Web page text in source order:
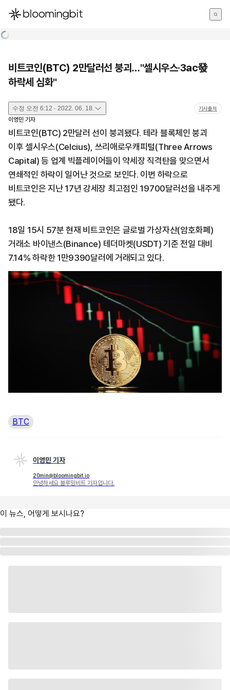
한국어
비트코인(BTC) 2만달러선 붕괴…"셀시우스·3ac發
하락세 심화"
수정 오전 6:12 · 2022. 06. 18. 기사출처
이영민 기자
비트코인(BTC) 2만달러 선이 붕괴됐다. 테라 블록체인 붕괴
이후 셀시우스(Celcius), 쓰리애로우캐피털(Three Arrows
Capital) 등 업계 빅플레이어들이 약세장 직격탄을 맞으면서
연쇄적인 하락이 일어난 것으로 보인다. 이번 하락으로
비트코인은 지난 17년 강세장 최고점인 19700달러선을 내주게
됐다.
18일 15시 57분 현재 비트코인은 글로벌 가상자산(암호화폐)
거래소 바이낸스(Binance) 테더마켓(USDT) 기준 전일 대비
7.14% 하락한 1만9390달러에 거래되고 있다.
BTC
이영민 기자
20min@bloomingbit.io
안녕하세요 블루밍비트 기자입니다.
이 뉴스, 어떻게 보시나요?